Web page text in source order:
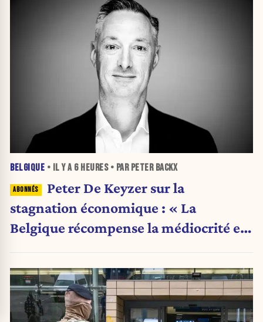
BELGIQUE • IL Y A 6 HEURES• PAR PETER BACKX
Peter De Keyzer sur la
stagnation économique : « La
Belgique récompense la médiocrité et